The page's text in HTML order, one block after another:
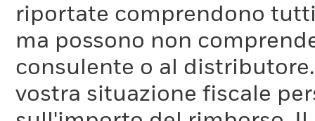
riportate comprendono
ma possono non
consulente o al
vostra situazione fiscale